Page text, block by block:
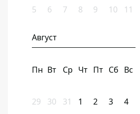
5 6 7 8 9 10 11
Август
Пн Вт Ср Чт Пт Сб Вс
29 30 31 1 2 3 4